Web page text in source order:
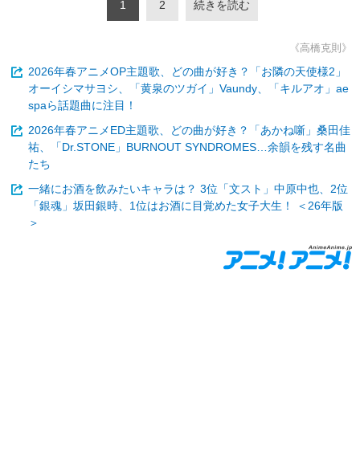
1 2 続きを読む
《高橋克則》
2026年春アニメOP主題歌、どの曲が好き？「お隣の天使様2」
オーイシマサヨシ、「黄泉のツガイ」Vaundy、「キルアオ」ae
spaら話題曲に注目！
2026年春アニメED主題歌、どの曲が好き？「あかね噺」桑田佳
祐、「Dr.STONE」BURNOUT SYNDROMES…余韻を残す名曲
たち
一緒にお酒を飲みたいキャラは？ 3位「文スト」中原中也、2位
「銀魂」坂田銀時、1位はお酒に目覚めた女子大生！ ＜26年版
＞